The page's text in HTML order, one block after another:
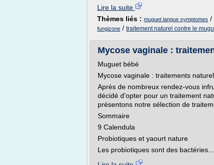
Lire la suite
Thèmes liés : muguet langue symptomes /
fungizone / traitement naturel contre le
Mycose vaginale :
Muguet bébé
Mycose vaginale : traitements
Après de nombreux rendez-vous
décidé d'opter pour un traitement
présentons notre sélection de
Sommaire
9 Calendula
Probiotiques et yaourt nature
Les probiotiques sont des bactéries...